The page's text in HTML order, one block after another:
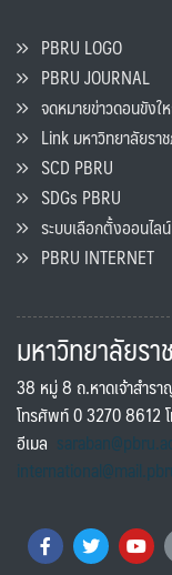
PBRU LOGO
PBRU JOURNAL
จดหมายข่าวดอนขังใ
Link มหาวิทยาลัยรา
SCD PBRU
SDGs PBRU
ระบบเลือกตั้งออนไลน์
PBRU INTERNET
มหาวิทยาลัยร
38 หมู่ 8 ถ.หาดเจ้าสำร
โทรศัพท์ 0 3270 8612
อีเมล